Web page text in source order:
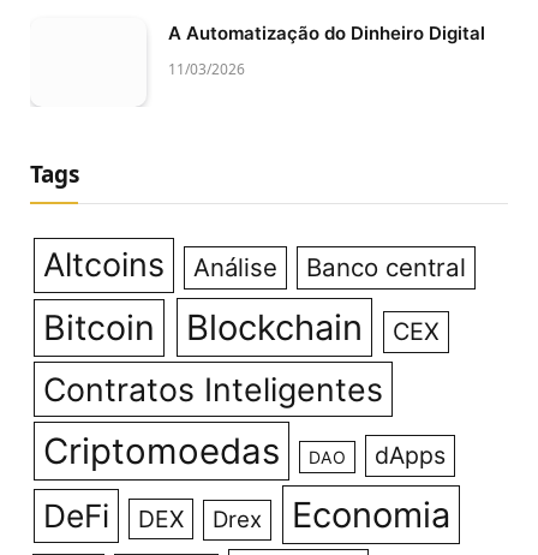
A Automatização do Dinheiro Digital
11/03/2026
Tags
Altcoins Análise Banco central
Bitcoin Blockchain CEX
Contratos Inteligentes
Criptomoedas DAO dApps
DeFi DEX Drex Economia